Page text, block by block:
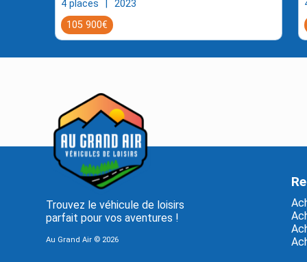
4 places
2023
105 900€
Trouvez le véhicule de loisirs
parfait pour vos aventures !
Au Grand Air © 2026